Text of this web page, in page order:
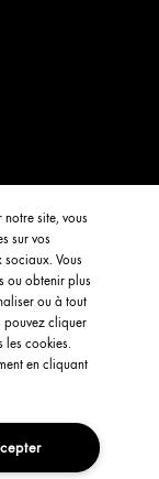
and Conditions
site, vous
sur vos
sociaux. Vous
ou obtenir plus
ou à tout
pouvez cliquer
les cookies.
en cliquant